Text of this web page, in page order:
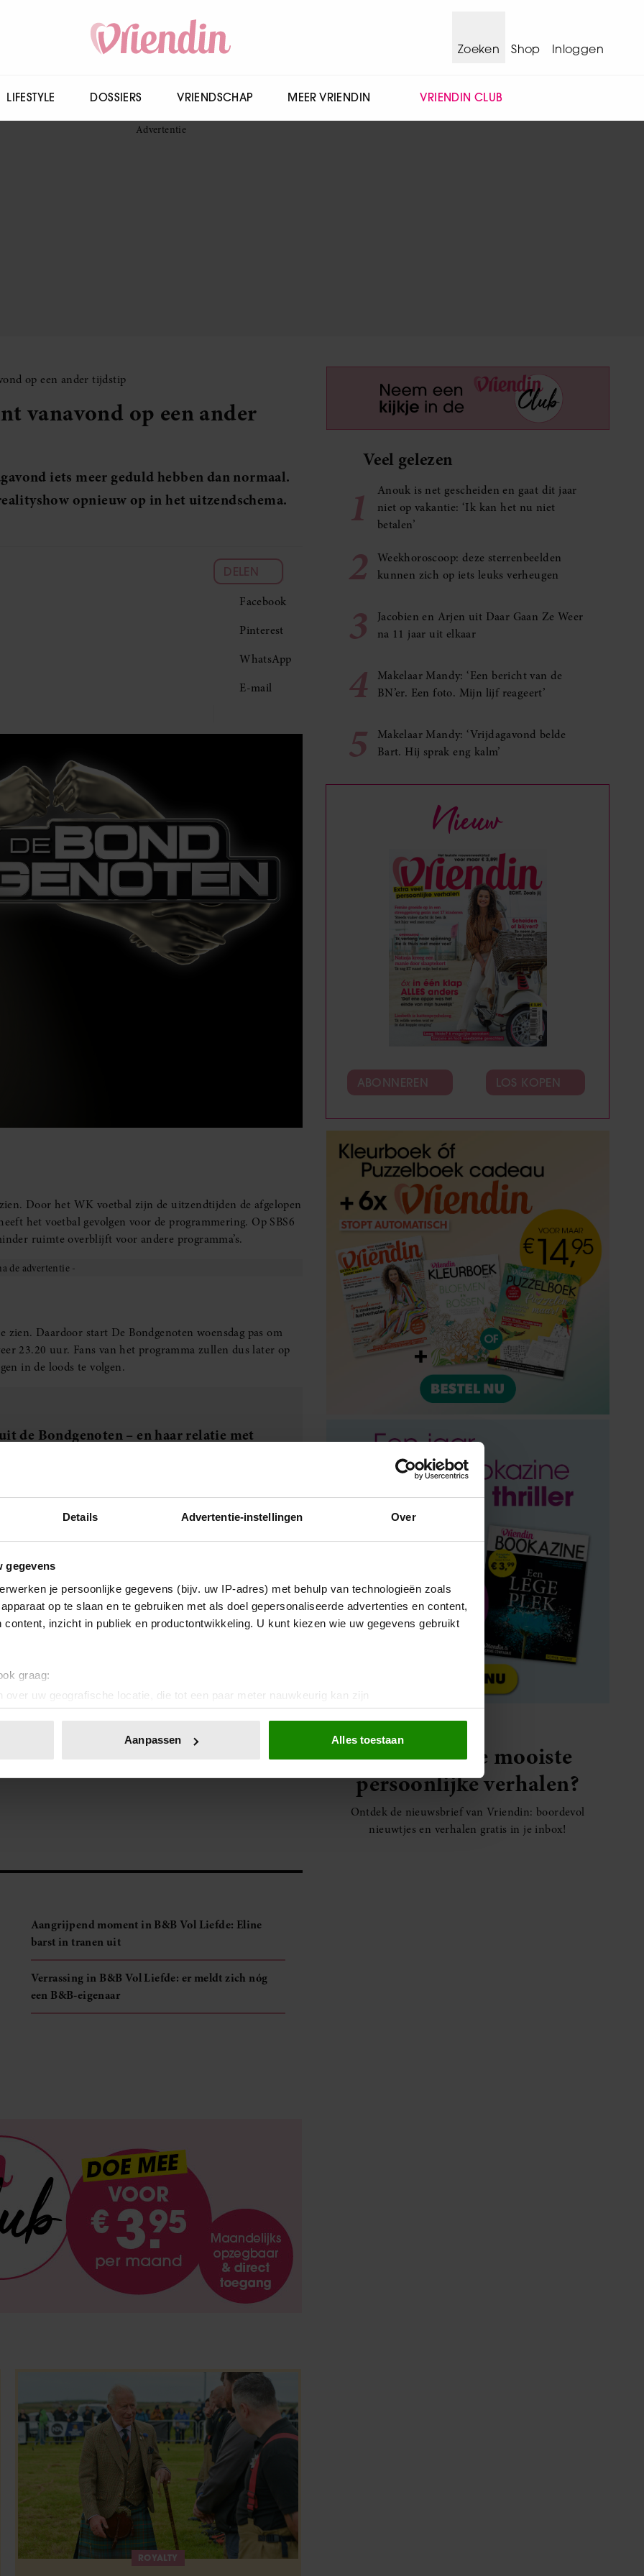
Details Advertentie-instellingen Over
gegevens
je persoonlijke gegevens (bijv. uw IP-adres) met behulp van technologieën zoals
op te slaan en te gebruiken met als doel gepersonaliseerde advertenties en content,
content, inzicht in publiek en productontwikkeling. U kunt kiezen wie uw gegevens gebruikt
graag:
over uw geografische locatie, die tot een paar meter nauwkeurig kan zijn
door het actief te scannen op specifieke eigenschappen (fingerprinting)
of intrekken in de Cookieverklaring.
en advertenties te personaliseren, om functies voor social media te bieden en om ons
Ook delen we informatie over uw gebruik van onze site met onze partners voor social
Deze partners kunnen deze gegevens combineren met andere informatie die u aan ze heeft
op basis van uw gebruik van hun services. U gaat akkoord met onze cookies als u
Aanpassen Alles toestaan
Zoeken
Shop Inloggen
LIFESTYLE DOSSIERS VRIENDSCHAP MEER VRIENDIN VRIENDIN CLUB
op een ander tijdstip
vanavond op een ander
iets meer geduld hebben dan normaal.
opnieuw op in het uitzendschema.
DELEN
Facebook
Pinterest
WhatsApp
E-mail
Door het WK voetbal zijn de uitzendtijden de afgelopen
het voetbal gevolgen voor de programmering. Op SBS6
ruimte overblijft voor andere programma’s.
Daardoor start De Bondgenoten woensdag pas om
23.20 uur. Fans van het programma zullen dus later op
in de loods te volgen.
de Bondgenoten – en haar relatie met
Ook op andere zenders zijn veranderingen
naar NPO 2, omdat NPO 1 veel ruimte vrijmaakt voor
Eerder deze week kregen de deelnemers er maar liefst
hun terugkeer. Zij kwamen niet voor niets terug
WK-tijdstip van 21.00 uur te zien.
Vriendin
Aangrijpend moment in B&B Vol Liefde: Eline
barst in tranen uit
Verrassing in B&B Vol Liefde: er meldt zich nóg
een B&B-eigenaar
ROYALTY
Veel gelezen
1
Anouk is net gescheiden en gaat dit jaar
niet op vakantie: ‘Ik kan het nu niet
betalen’
2
Weekhoroscoop: deze sterrenbeelden
kunnen zich op iets leuks verheugen
3
Jacobien en Arjen uit Daar Gaan Ze Weer
na 11 jaar uit elkaar
4
Makelaar Mandy: ‘Een bericht van de
BN’er. Een foto. Mijn lijf reageert’
5
Makelaar Mandy: ‘Vrijdagavond belde
Bart. Hij sprak eng kalm’
Nieuw
ABONNEREN LOS KOPEN
Elke week de mooiste
persoonlijke verhalen?
Ontdek de nieuwsbrief van Vriendin: boordevol
nieuwtjes en verhalen gratis in je inbox!